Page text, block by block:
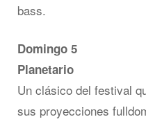
bass.
Domingo 5
Planetario
Un clásico del festival
sus proyecciones